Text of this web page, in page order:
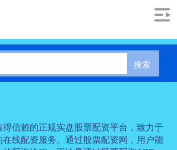
搜索
信赖的正规实盘股票配资平台，致力于
线配资服务。通过股票配资网，用户能